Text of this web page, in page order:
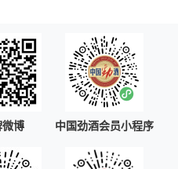
微博 中国劲酒会员小程序